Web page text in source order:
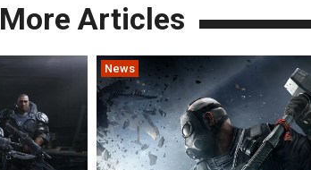
More Articles
News